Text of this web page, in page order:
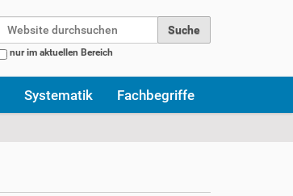
nur im aktuellen Bereich
Systematik Fachbegriffe